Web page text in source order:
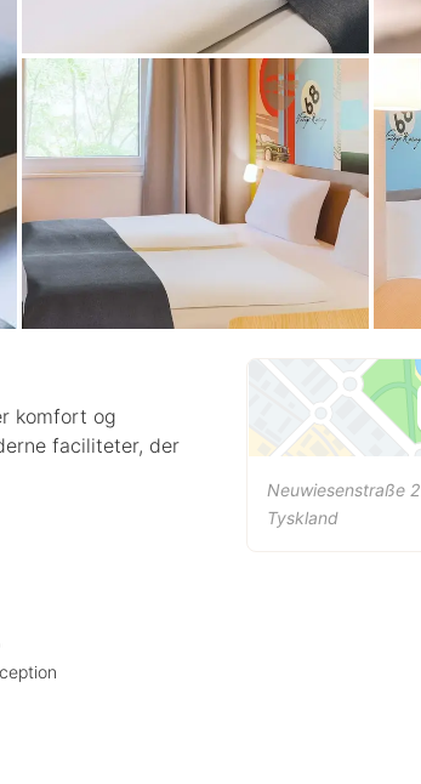
komfort og
faciliteter, der
Neuwiesenstraße 2
Tyskland